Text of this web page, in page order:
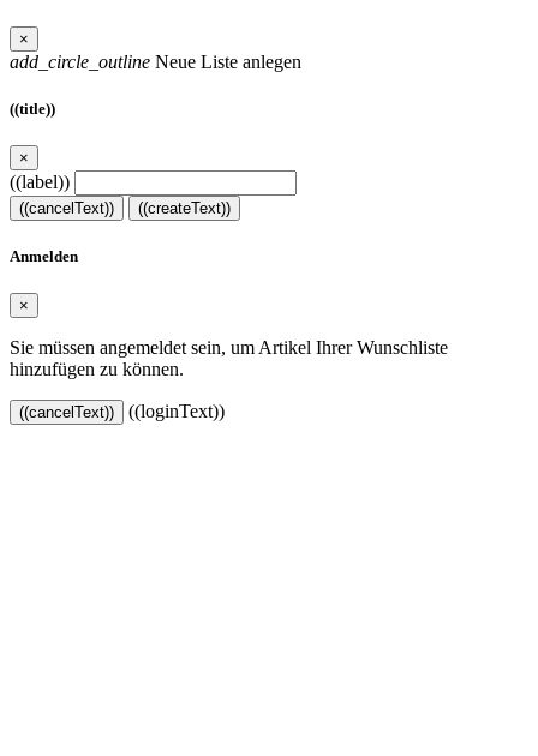
×
add_circle_outline Neue Liste anlegen
((title))
×
((label))
((cancelText)) ((createText))
Anmelden
×
Sie müssen angemeldet sein, um Artikel Ihrer Wunschliste
hinzufügen zu können.
((cancelText)) ((loginText))